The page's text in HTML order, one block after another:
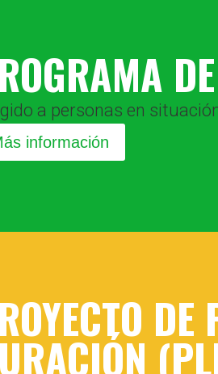
a personas en
información